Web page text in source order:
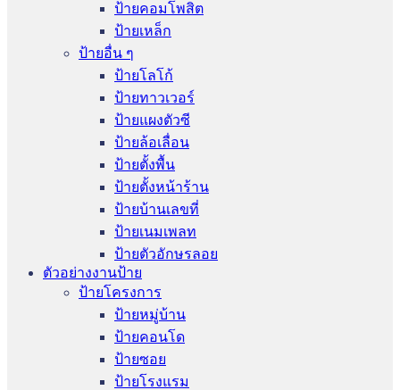
ป้ายคอมโพสิต
ป้ายเหล็ก
ป้ายอื่น ๆ
ป้ายโลโก้
ป้ายทาวเวอร์
ป้ายแผงตัวซี
ป้ายล้อเลื่อน
ป้ายตั้งพื้น
ป้ายตั้งหน้าร้าน
ป้ายบ้านเลขที่
ป้ายเนมเพลท
ป้ายตัวอักษรลอย
ตัวอย่างงานป้าย
ป้ายโครงการ
ป้ายหมู่บ้าน
ป้ายคอนโด
ป้ายซอย
ป้ายโรงแรม